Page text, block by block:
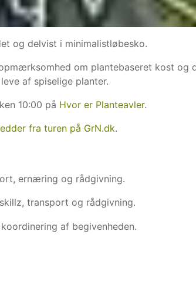
og delvist i minimalistløbesko.
om plantebaseret kost og
af spiselige planter.
10:00 på Hvor er Planteavler.
fra turen på GrN.dk.
ernæring og rådgivning.
transport og rådgivning.
af begivenheden.